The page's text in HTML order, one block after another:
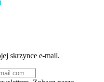
skrzynce e-mail.